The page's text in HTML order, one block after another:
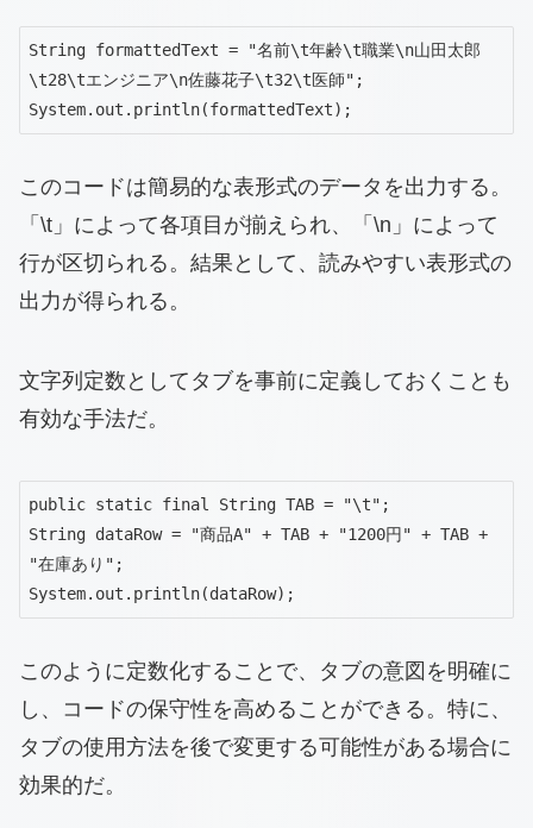
String formattedText = "名前\t年齢\t職業\n山田太郎
\t28\tエンジニア\n佐藤花子\t32\t医師";
System.out.println(formattedText);
このコードは簡易的な表形式のデータを出力する。
「\t」によって各項目が揃えられ、「\n」によって
行が区切られる。結果として、読みやすい表形式の
出力が得られる。
文字列定数としてタブを事前に定義しておくことも
有効な手法だ。
public static final String TAB = "\t";
String dataRow = "商品A" + TAB + "1200円" + TAB +
"在庫あり";
System.out.println(dataRow);
このように定数化することで、タブの意図を明確に
し、コードの保守性を高めることができる。特に、
タブの使用方法を後で変更する可能性がある場合に
効果的だ。